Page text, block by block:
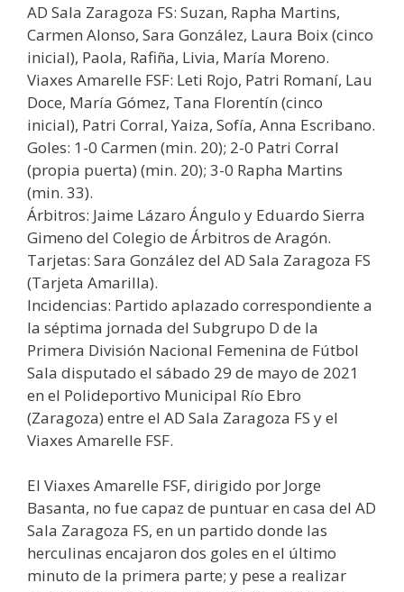
AD Sala Zaragoza FS: Suzan, Rapha Martins,
Carmen Alonso, Sara González, Laura Boix (cinco
inicial), Paola, Rafiña, Livia, María Moreno.
Viaxes Amarelle FSF: Leti Rojo, Patri Romaní, Lau
Doce, María Gómez, Tana Florentín (cinco
inicial), Patri Corral, Yaiza, Sofía, Anna Escribano.
Goles: 1-0 Carmen (min. 20); 2-0 Patri Corral
(propia puerta) (min. 20); 3-0 Rapha Martins
(min. 33).
Árbitros: Jaime Lázaro Ángulo y Eduardo Sierra
Gimeno del Colegio de Árbitros de Aragón.
Tarjetas: Sara González del AD Sala Zaragoza FS
(Tarjeta Amarilla).
Incidencias: Partido aplazado correspondiente a
la séptima jornada del Subgrupo D de la
Primera División Nacional Femenina de Fútbol
Sala disputado el sábado 29 de mayo de 2021
en el Polideportivo Municipal Río Ebro
(Zaragoza) entre el AD Sala Zaragoza FS y el
Viaxes Amarelle FSF.
El Viaxes Amarelle FSF, dirigido por Jorge
Basanta, no fue capaz de puntuar en casa del AD
Sala Zaragoza FS, en un partido donde las
herculinas encajaron dos goles en el último
minuto de la primera parte; y pese a realizar